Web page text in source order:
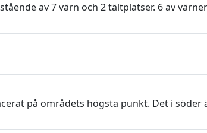
av 7 värn och 2 tältplatser. 6 av
på områdets högsta punkt. Det i